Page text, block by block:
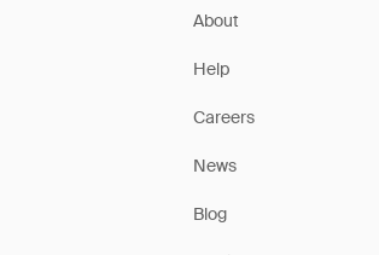
About
Help
Careers
News
Blog